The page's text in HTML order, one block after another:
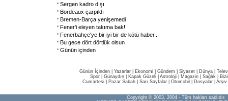
Sergen kadro dışı
Bordeaux çarpıldı
Bremen-Barça yenişemedi
Fener'i eleyen takıma bak!
Fenerbahçe'ye bir iyi bir de kötü haber...
Bu gece dört dörtlük olsun
Günün içinden
Günün İçinden Yazarlar Ekonomi Gündem Siyaset Dünya |
Spor
Günaydın Kapak Güzeli Astroloji Magazin Sağlık
Cumartesi
Pazar Sabah Sarı Sayfalar Otomobil Dosyalar Arşiv
Copyright © 2003, 2004 - Tüm hakları saklıdır.